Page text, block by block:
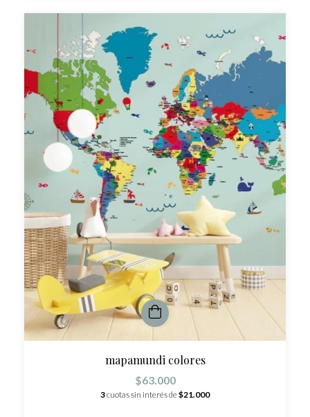
mapamundi colores
$63.000
3cuotas sin interés de$21.000